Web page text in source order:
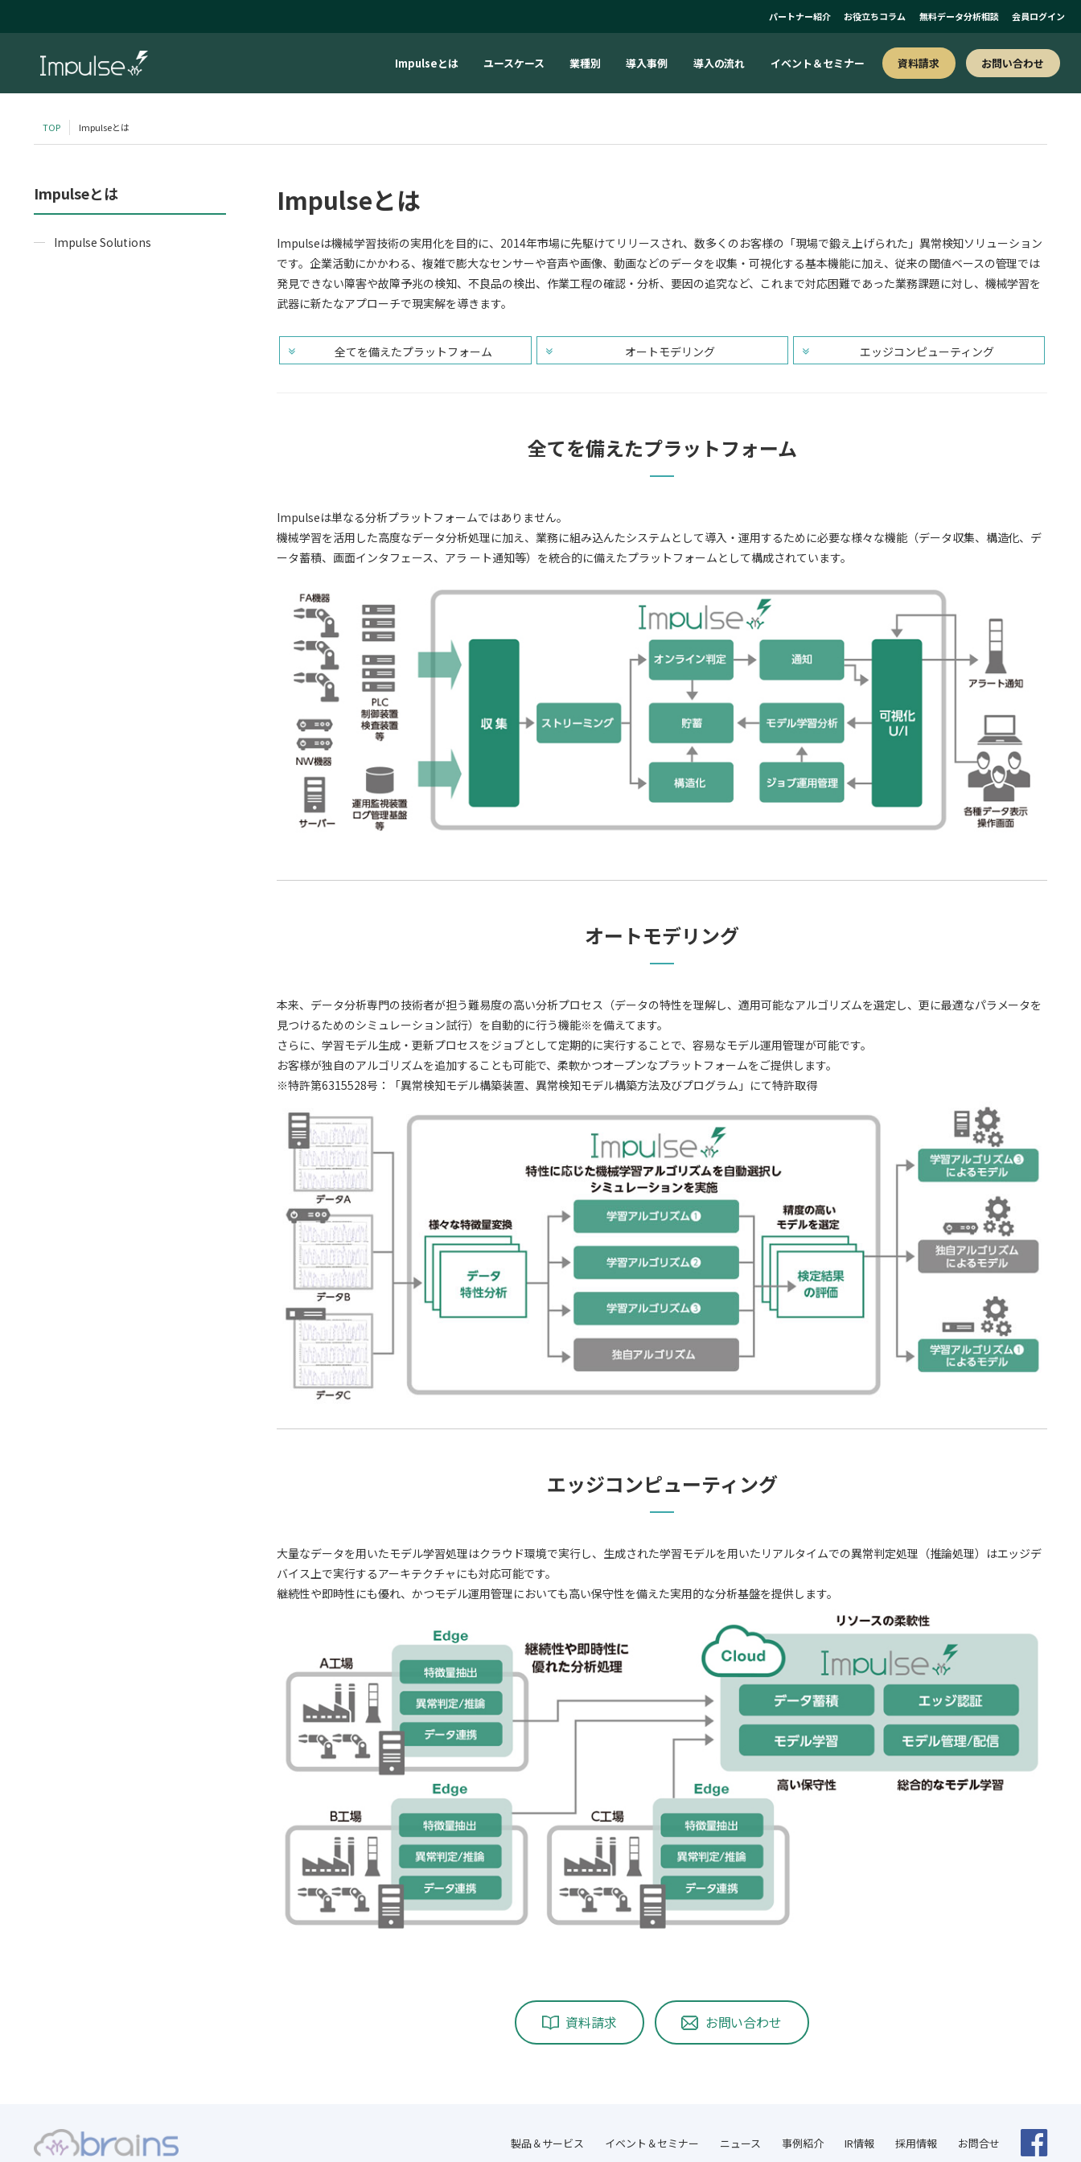
パートナー紹介 お役立ちコラム 無料データ分析相談 会員ログイン
Impulseとは ユースケース 業種別 導入事例 導入の流れ イベント＆セミナー 資料請求 お問い合わせ
TOP Impulseとは
Impulseとは
Impulseは機械学習技術の実用化を目的に、2014年市場に先駆けてリリースされ、数多くのお客様の「現場で鍛え上げられた」異常検知ソリューション
です。企業活動にかかわる、複雑で膨大なセンサーや音声や画像、動画などのデータを収集・可視化する基本機能に加え、従来の閾値ベースの管理では
発見できない障害や故障予兆の検知、不良品の検出、作業工程の確認・分析、要因の追究など、これまで対応困難であった業務課題に対し、機械学習を
武器に新たなアプローチで現実解を導きます。
全てを備えたプラットフォーム オートモデリング エッジコンピューティング
全てを備えたプラットフォーム
Impulseは単なる分析プラットフォームではありません。
機械学習を活用した高度なデータ分析処理に加え、業務に組み込んたシステムとして導入・運用するために必要な様々な機能（データ収集、構造化、デ
ータ蓄積、画面インタフェース、アラ ート通知等）を統合的に備えたプラットフォームとして構成されています。
オートモデリング
本来、データ分析専門の技術者が担う難易度の高い分析プロセス（データの特性を理解し、適用可能なアルゴリズムを選定し、更に最適なパラメータを
見つけるためのシミュレーション試行）を自動的に行う機能※を備えてます。
さらに、学習モデル生成・更新プロセスをジョブとして定期的に実行することで、容易なモデル運用管理が可能です。
お客様が独自のアルゴリズムを追加することも可能で、柔軟かつオープンなプラットフォームをご提供します。
※特許第6315528号：「異常検知モデル構築装置、異常検知モデル構築方法及びプログラム」にて特許取得
エッジコンピューティング
大量なデータを用いたモデル学習処理はクラウド環境で実行し、生成された学習モデルを用いたリアルタイムでの異常判定処理（推論処理）はエッジデ
バイス上で実行するアーキテクチャにも対応可能です。
継続性や即時性にも優れ、かつモデル運用管理においても高い保守性を備えた実用的な分析基盤を提供します。
資料請求 お問い合わせ
Impulseとは
Impulse Solutions
製品＆サービス イベント＆セミナー ニュース 事例紹介 IR情報 採用情報 お問合せ